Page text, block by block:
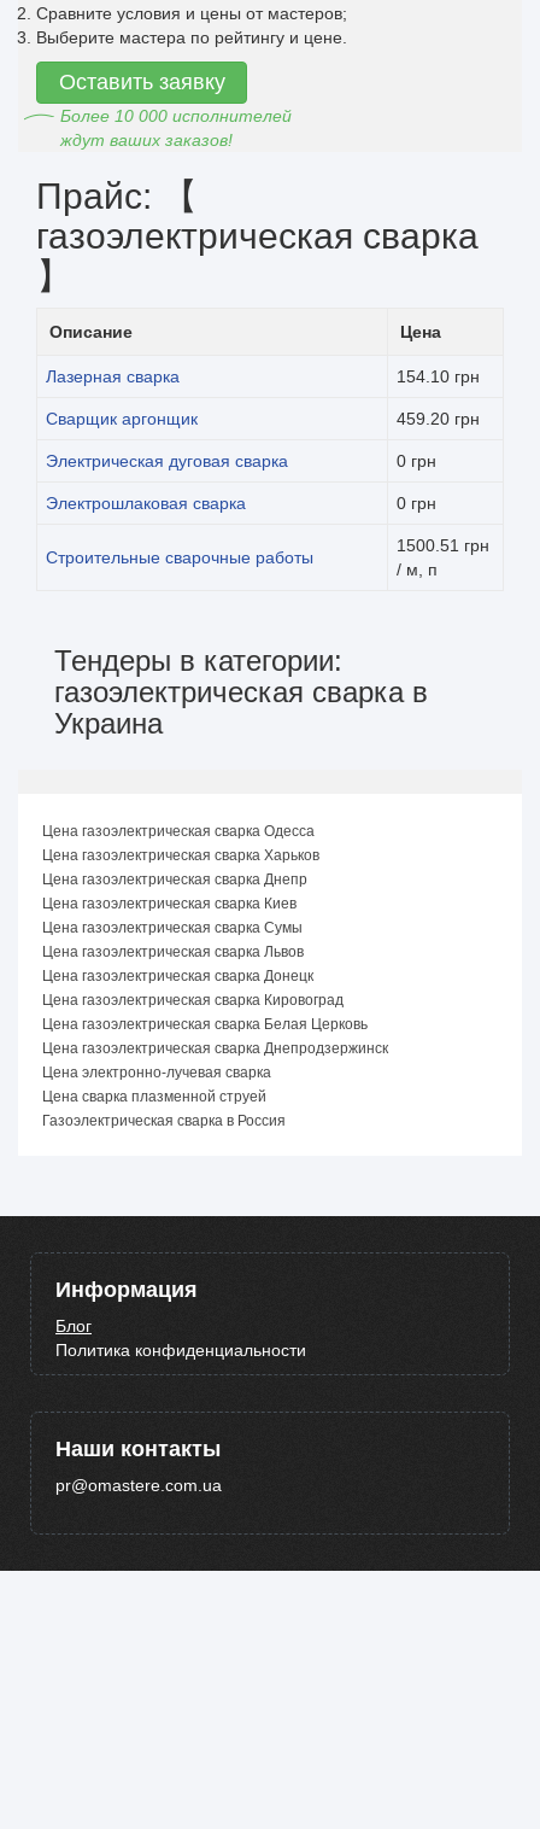
Сравните условия и цены от мастеров;
Выберите мастера по рейтингу и цене.
Оставить заявку
Более 10 000 исполнителей
ждут ваших заказов!
Прайс: 【
газоэлектрическая сварка
】
Описание Цена
Лазерная сварка 154.10 грн
Сварщик аргонщик 459.20 грн
Электрическая дуговая сварка 0 грн
Электрошлаковая сварка 0 грн
Строительные сварочные работы
1500.51 грн
/ м, п
Тендеры в категории:
газоэлектрическая сварка в
Украина
Цена газоэлектрическая сварка Одесса
Цена газоэлектрическая сварка Харьков
Цена газоэлектрическая сварка Днепр
Цена газоэлектрическая сварка Киев
Цена газоэлектрическая сварка Сумы
Цена газоэлектрическая сварка Львов
Цена газоэлектрическая сварка Донецк
Цена газоэлектрическая сварка Кировоград
Цена газоэлектрическая сварка Белая Церковь
Цена газоэлектрическая сварка Днепродзержинск
Цена электронно-лучевая сварка
Цена сварка плазменной струей
Газоэлектрическая сварка в Россия
Информация
Блог
Политика конфиденциальности
Наши контакты
pr@omastere.com.ua